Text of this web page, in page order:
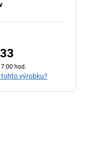
hod.
výrobku?